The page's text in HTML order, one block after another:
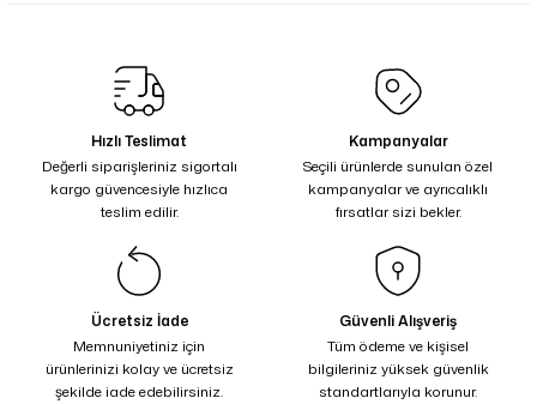
Hızlı Teslimat
Değerli siparişleriniz sigortalı
kargo güvencesiyle hızlıca
teslim edilir.
Kampanyalar
Seçili ürünlerde sunulan özel
kampanyalar ve ayrıcalıklı
fırsatlar sizi bekler.
Ücretsiz İade
Memnuniyetiniz için
ürünlerinizi kolay ve ücretsiz
şekilde iade edebilirsiniz.
Güvenli Alışveriş
Tüm ödeme ve kişisel
bilgileriniz yüksek güvenlik
standartlarıyla korunur.